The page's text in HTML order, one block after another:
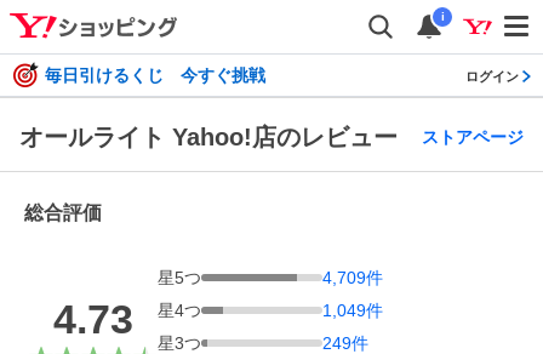
i
毎日引けるくじ 今すぐ挑戦 ログイン
オールライト Yahoo!店のレビュー ストアページ
総合評価
4.73
星5つ 4,709件
星4つ 1,049件
星3つ 249件